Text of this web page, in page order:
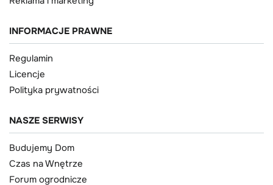
INFORMACJE PRAWNE
Regulamin
Licencje
Polityka prywatności
NASZE SERWISY
Budujemy Dom
Czas na Wnętrze
Forum ogrodnicze